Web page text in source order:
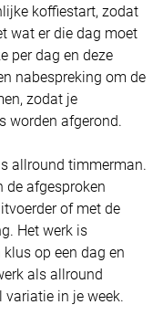
koffiestart, zodat
wat er die dag moet
per dag en deze
nabespreking om de
zodat je
worden afgerond.
allround timmerman.
de afgesproken
of met de
Het werk is
op een dag en
als allround
in je week.